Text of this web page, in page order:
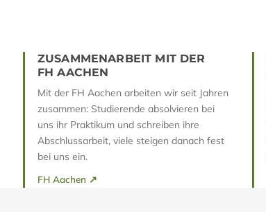
ZUSAMMENARBEIT MIT DER
FH AACHEN
Mit der FH Aachen arbeiten wir seit Jahren
zusammen: Studierende absolvieren bei
uns ihr Praktikum und schreiben ihre
Abschlussarbeit, viele steigen danach fest
bei uns ein.
FH Aachen ↗